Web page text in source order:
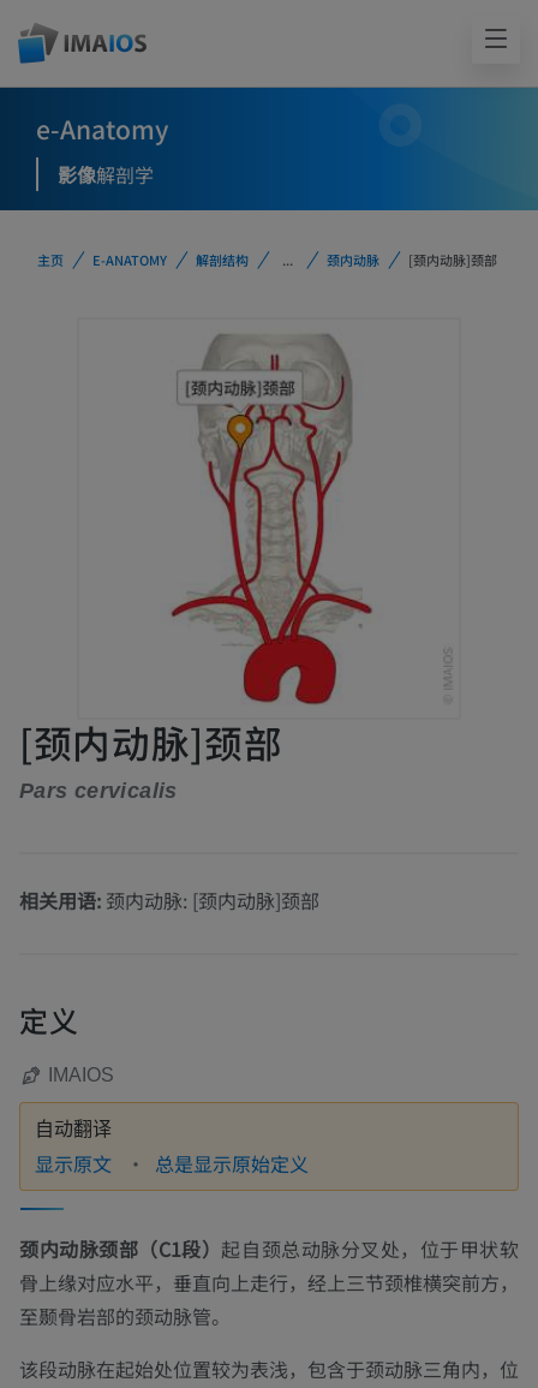
e-Anatomy
影像解剖学
主页 E-ANATOMY 解剖结构 ... 颈内动脉 [颈内动脉]颈部
[颈内动脉]颈部
Pars cervicalis
相关用语: 颈内动脉: [颈内动脉]颈部
定义
IMAIOS
自动翻译
显示原文 总是显示原始定义
颈内动脉颈部（C1段） 起自颈总动脉分叉处，位于甲状软
骨上缘对应水平，垂直向上走行，经上三节颈椎横突前方，
至颞骨岩部的颈动脉管。
该段动脉在起始处位置较为表浅，包含于颈动脉三角内，位